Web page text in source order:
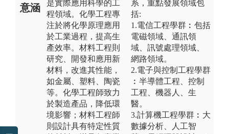
意涵
是實際應用科學的工
程領域。化學工程專
注於將化學原理應用
於工業過程，提高生
產效率。材料工程則
研究、開發和應用新
材料，改進其性能，
如金屬、塑料、陶瓷
等。化學工程師致力
於製造產品，降低環
境影響；材料工程師
則設計具有特定性質
系，重點發展領域包
括:
1.電信工程學群︰包括
電磁領域、通訊領
域、訊號處理領域、
網路領域。
2.電子與控制工程學群
︰半導體工程、控制
工程、機器人、生
醫。
3.計算機工程學群︰大
數據分析、人工智